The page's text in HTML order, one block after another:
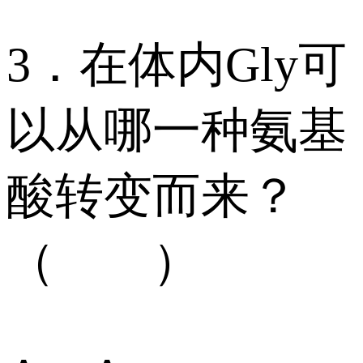
3．在体内Gly可
以从哪一种氨基
酸转变而来？
（ ）